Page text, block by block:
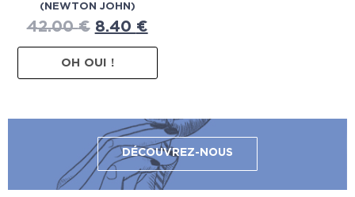
(NEWTON JOHN)
42.00€ 8.40 €
OH OUI !
DÉCOUVREZ-NOUS